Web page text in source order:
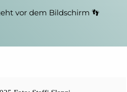
vor dem Bildschirm 👣